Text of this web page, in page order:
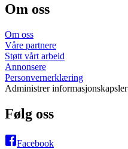
Om oss
Om oss
Våre partnere
Støtt vårt arbeid
Annonsere
Personvernerklæring
Administrer informasjonskapsler
Følg oss
Facebook